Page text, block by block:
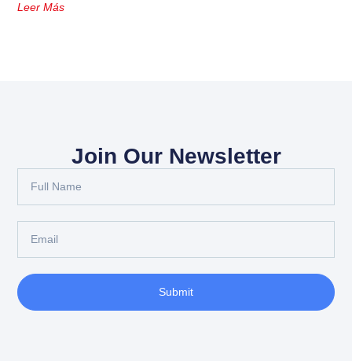
Leer Más
Join Our Newsletter
Submit